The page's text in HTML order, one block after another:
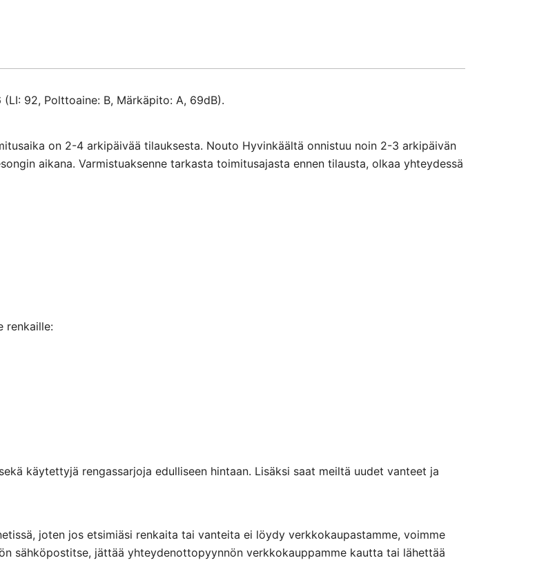
92, Polttoaine: B, Märkäpito: A, 69dB).
on 2-4 arkipäivää tilauksesta. Nouto Hyvinkäältä onnistuu noin 2-3 arkipäivän
aikana. Varmistuaksenne tarkasta toimitusajasta ennen tilausta, olkaa yhteydessä
renkaille:
käytettyjä rengassarjoja edulliseen hintaan. Lisäksi saat meiltä uudet vanteet ja
joten jos etsimiäsi renkaita tai vanteita ei löydy verkkokaupastamme, voimme
sähköpostitse, jättää yhteydenottopyynnön verkkokauppamme kautta tai lähettää